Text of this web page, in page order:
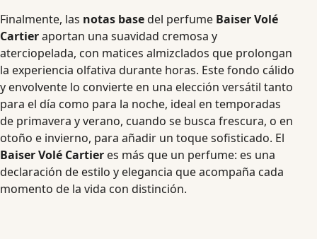
Finalmente, las notas basedel perfume Baiser Volé
Cartieraportan una suavidad cremosa y
aterciopelada, con matices almizclados que prolongan
la experiencia olfativa durante horas. Este fondo cálido
y envolvente lo convierte en una elección versátil tanto
para el día como para la noche, ideal en temporadas
de primavera y verano, cuando se busca frescura, o en
otoño e invierno, para añadir un toque sofisticado. El
Baiser Volé Cartier es más que un perfume: es una
declaración de estilo y elegancia que acompaña cada
momento de la vida con distinción.